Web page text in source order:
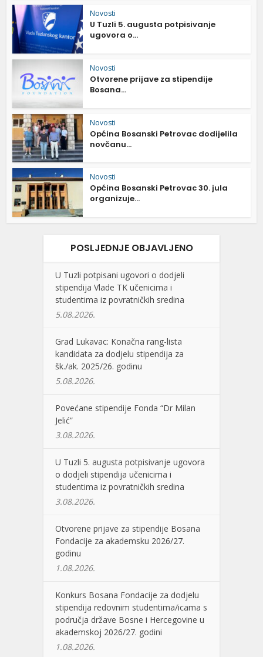
Novosti
U Tuzli 5. augusta potpisivanje
ugovora o...
Novosti
Otvorene prijave za stipendije
Bosana...
Novosti
Općina Bosanski Petrovac dodijelila
novčanu...
Novosti
Općina Bosanski Petrovac 30. jula
organizuje...
POSLJEDNJE OBJAVLJENO
U Tuzli potpisani ugovori o dodjeli
stipendija Vlade TK učenicima i
studentima iz povratničkih sredina
5.08.2026.
Grad Lukavac: Konačna rang-lista
kandidata za dodjelu stipendija za
šk./ak. 2025/26. godinu
5.08.2026.
Povećane stipendije Fonda “Dr Milan
Jelić”
3.08.2026.
U Tuzli 5. augusta potpisivanje ugovora
o dodjeli stipendija učenicima i
studentima iz povratničkih sredina
3.08.2026.
Otvorene prijave za stipendije Bosana
Fondacije za akademsku 2026/27.
godinu
1.08.2026.
Konkurs Bosana Fondacije za dodjelu
stipendija redovnim studentima/icama s
područja države Bosne i Hercegovine u
akademskoj 2026/27. godini
1.08.2026.